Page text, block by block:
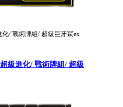
/ 戰術牌組/ 超級巨牙鯊ex
級進化/ 戰術牌組/ 超級